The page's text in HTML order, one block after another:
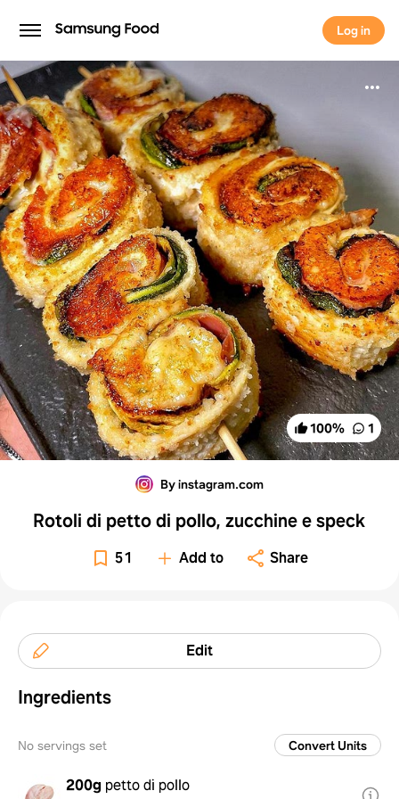
Log in
Log in
100% 1
By instagram.com
Rotoli di petto di pollo, zucchine e speck
51 Add to Share
Edit
Ingredients
No servings set Convert Units
200g petto di pollo